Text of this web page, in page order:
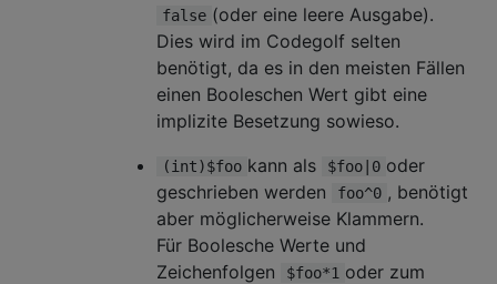
false (oder eine leere Ausgabe).
Dies wird im Codegolf selten
benötigt, da es in den meisten Fällen
einen Booleschen Wert gibt eine
implizite Besetzung sowieso.
(int)$foo kann als $foo|0 oder
geschrieben werden
foo^0 , benötigt
aber möglicherweise Klammern.
Für Boolesche Werte und
Zeichenfolgen
$foo*1 oder zum